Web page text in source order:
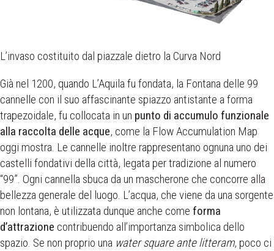
L’invaso costituito dal piazzale dietro la Curva Nord
Già nel 1200, quando L’Aquila fu fondata, la Fontana delle 99
cannelle con il suo affascinante spiazzo antistante a forma
trapezoidale, fu collocata in un punto di accumulo funzionale
alla raccolta delle acque, come la Flow Accumulation Map
oggi mostra. Le cannelle inoltre rappresentano ognuna uno dei
castelli fondativi della città, legata per tradizione al numero
“99”. Ogni cannella sbuca da un mascherone che concorre alla
bellezza generale del luogo. L’acqua, che viene da una sorgente
non lontana, è utilizzata dunque anche come forma
d’attrazione contribuendo all’importanza simbolica dello
spazio. Se non proprio una water square ante litteram, poco ci